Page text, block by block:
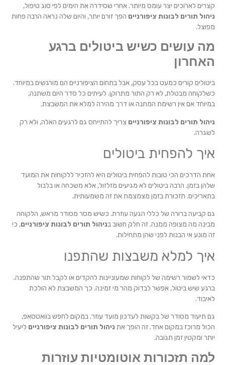
קצרים לארוכים יצר עומס מיותר. אחרי שסידרה את הימים לפי סוג טיפול,
ניהול תורים לבונות ציפורניים הפך זורם יותר, והיום שלה נראה הרבה פחות
מפוצל.
מה עושים כשיש ביטולים ברגע
האחרון
ביטולים קורים כמעט בכל עסק, אבל בתחום הציפורניים הם מורגשים במיוחד.
כשלקוחה מבטלת, לא רק התור מתרוקן. לעיתים כל סדר היום משתנה,
במיוחד אם אין רשימת המתנה או דרך מהירה למלא את המשבצת.
ניהול תורים לבונות ציפורניים צריך להתייחס גם לרגעים האלה, ולא רק
לשגרה.
איך להפחית ביטולים
אחת הדרכים הכי טובות להפחית ביטולים היא להזכיר ללקוחות את המועד
שלהן בזמן. הרבה ביטולים לא מגיעים מזלזול, אלא משכחה או בלבול
בתאריכים. תזכורת בזמן מצמצמת את זה משמעותית.
גם קביעה ברורה של כללי הגעה עוזרת. כשיש מסר מסודר מראש, הלקוחה
מבינה מה מצופה ממנה. זה חלק חשוב בניהול תורים לבונות ציפורניים, כי
זה מונע אי הבנות לפני שהן מתחילות.
איך למלא משבצות שהתפנו
כדאי לשמור רשימה של לקוחות שמעוניינות להקדים או לקבל תור שהתפנה.
ברגע שיש ביטול, אפשר לבדוק מהר מי זמינה. כך המשבצת לא הולכת
לאיבוד.
גם תיעוד מסודר של בקשות לעדכון מועד עוזר. במקום לחפש בוואטסאפ,
הכול מרוכז במקום אחד. זה הופך את ניהול תורים לבונות ציפורניים ליעיל
יותר ומקטין זמן תגובה.
למה תזכורות אוטומטיות עוזרות